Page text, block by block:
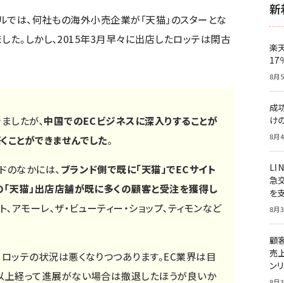
は、何社もの海外小売企業が「天猫」のスターとな
た。しかし、2015年3月早々に出店したロッテは閑古
したが、中国でのECビジネスに深入りすることが
ことができませんでした。
のなかには、ブランド側で既に「天猫」でECサイト
「天猫」出店店舗が既に多くの顧客と受注を獲得し
アモーレ、ザ・ビューティー・ショップ、ティモンなど
ッテの状況は悪くなりつつあります。EC業界は目
上経って進展がない場合は撤退したほうが良いか
新
楽
17
8月
成
け
8月
急
を
8月
顧
売
ン